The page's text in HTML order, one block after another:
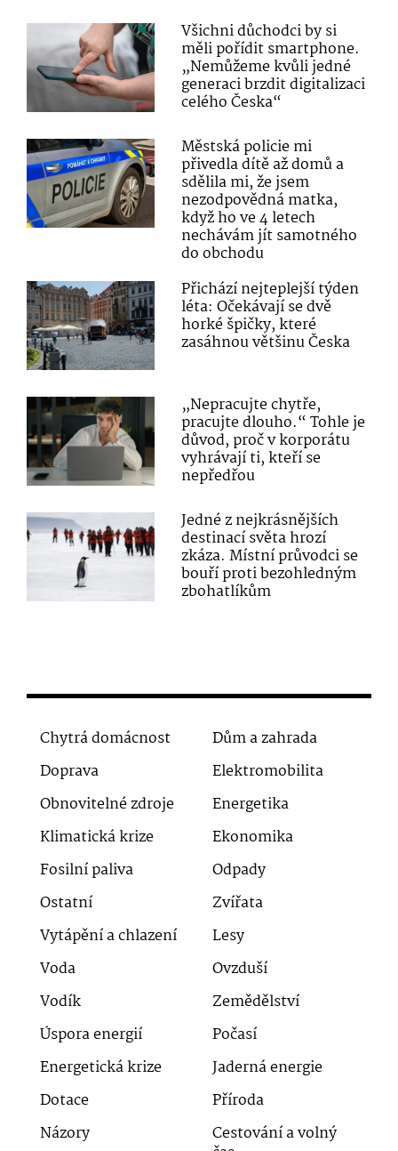
Všichni důchodci by si
měli pořídit smartphone.
„Nemůžeme kvůli jedné
generaci brzdit digitalizaci
celého Česka“
Městská policie mi
přivedla dítě až domů a
sdělila mi, že jsem
nezodpovědná matka,
když ho ve 4 letech
nechávám jít samotného
do obchodu
Přichází nejteplejší týden
léta: Očekávají se dvě
horké špičky, které
zasáhnou většinu Česka
„Nepracujte chytře,
pracujte dlouho.“ Tohle je
důvod, proč v korporátu
vyhrávají ti, kteří se
nepředřou
Jedné z nejkrásnějších
destinací světa hrozí
zkáza. Místní průvodci se
bouří proti bezohledným
zbohatlíkům
Chytrá domácnost
Dům a zahrada
Doprava
Elektromobilita
Obnovitelné zdroje
Energetika
Klimatická krize
Ekonomika
Fosilní paliva
Odpady
Ostatní
Zvířata
Vytápění a chlazení
Lesy
Voda
Ovzduší
Vodík
Zemědělství
Úspora energií
Počasí
Energetická krize
Jaderná energie
Dotace
Příroda
Názory
Cestování a volný